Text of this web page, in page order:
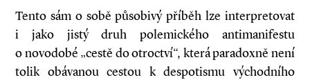
Tento sám o sobě působivý příběh lze interpretovat
i jako jistý druh polemického antimanifestu
o novodobé „cestě do otroctví“, která paradoxně není
tolik obávanou cestou k despotismu východního